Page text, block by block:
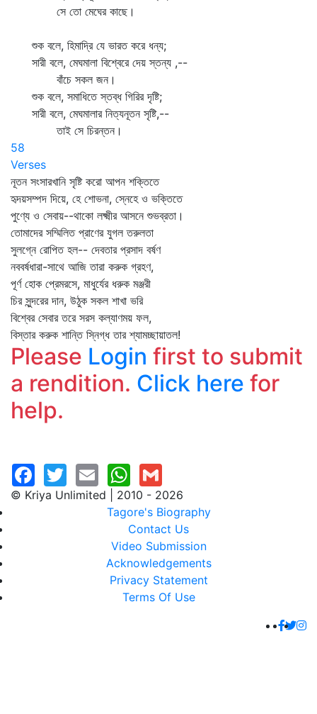
সে তো মেঘের কাছে।
শুক বলে, হিমাদ্রি যে ভারত করে ধন্য;
সারী বলে, মেঘমালা বিশ্বেরে দেয় স্তন্য ,--
বাঁচে সকল জন।
শুক বলে, সমাধিতে স্তব্ধ গিরির দৃষ্টি;
সারী বলে, মেঘমালার নিত্যনূতন সৃষ্টি,--
তাই সে চিরন্তন।
58
Verses
নূতন সংসারখানি সৃষ্টি করো আপন শক্তিতে
হৃদয়সম্পদ দিয়ে, হে শোভনা, স্নেহে ও ভক্তিতে
পুণ্যে ও সেবায়--থাকো লক্ষ্মীর আসনে শুভব্রতা।
তোমাদের সম্মিলিত প্রাণের যুগল তরুলতা
সুলগ্নে রোপিত হল-- দেবতার প্রসাদ বর্ষণ
নববর্ষধারা-সাথে আজি তারা করুক গ্রহণ,
পূর্ণ হোক প্রেমরসে, মাধুর্যের ধরুক মঞ্জরী
চির সুন্দরের দান, উঠুক সকল শাখা ভরি
বিশ্বের সেবার তরে সরস কল্যাণময় ফল,
বিস্তার করুক শান্তি স্নিগ্ধ তার শ্যামচ্ছায়াতল!
Please Login first to submit
a rendition. Click here for
help.
© Kriya Unlimited | 2010 - 2026
Tagore's Biography
Contact Us
Video Submission
Acknowledgements
Privacy Statement
Terms Of Use